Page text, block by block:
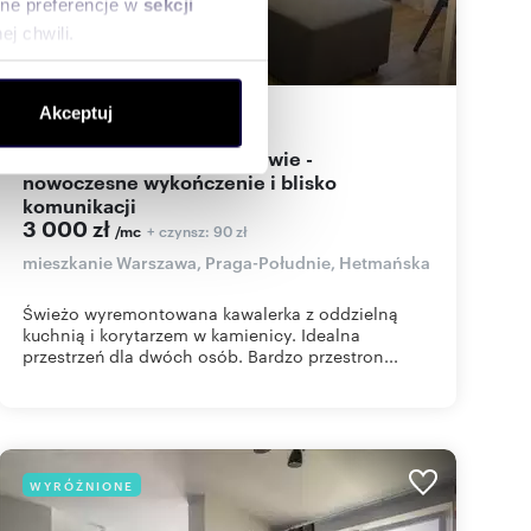
preferencje w sekcji
chwili.
społecznościowym,
od Ciebie lub
Akceptuj
28m2
nowoczesne wykończenie i blisko
komunikacji
3 000 zł /mc + czynsz: 90 zł
mieszkanie Warszawa, Praga-Południe, Hetmańska
Świeżo wyremontowana kawalerka z oddzielną
kuchnią i korytarzem w kamienicy. Idealna
przestrzeń dla dwóch osób. Bardzo przestron...
WYRÓŻNIONE